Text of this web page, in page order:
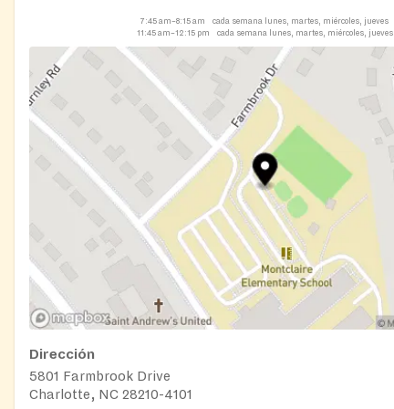
7:45 am–8:15 am
cada semana lunes, martes, miércoles, jueves
11:45 am–12:15 pm
cada semana lunes, martes, miércoles, jueves
Dirección
5801 Farmbrook Drive
Charlotte, NC 28210-4101